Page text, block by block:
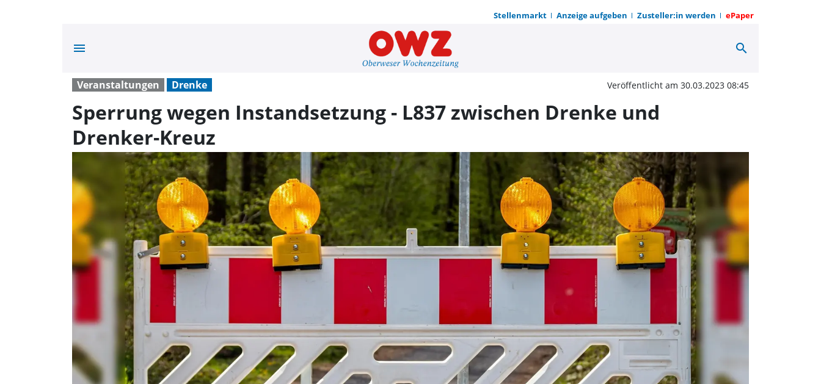
Stellenmarkt Anzeige aufgeben Zusteller:in werden ePaper
menu Sperrung wegen Instandsetzung -
search
Veranstaltungen Drenke Veröffentlicht am 30.03.2023 08:45
Sperrung wegen Instandsetzung - L837 zwischen Drenke und
Drenker-Kreuz